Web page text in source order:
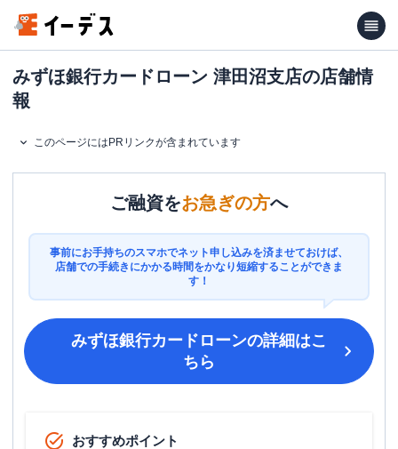
みずほ銀行カードローン 津田沼支店の店舗情
報
このページにはPRリンクが含まれています
ご融資をお急ぎの方へ
事前にお手持ちのスマホでネット申し込みを済ませておけば、
店舗での手続きにかかる時間をかなり短縮することができま
す！
みずほ銀行カードローンの詳細はこ
ちら
おすすめポイント